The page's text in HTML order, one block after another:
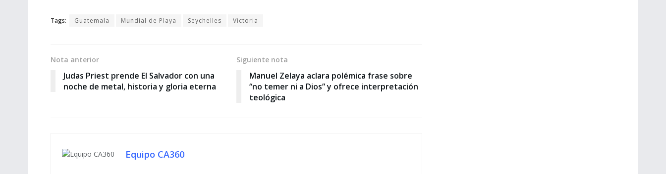
Tags: Guatemala Mundial de Playa Seychelles Victoria
Nota anterior
Judas Priest prende El Salvador con una
noche de metal, historia y gloria eterna
Siguiente nota
Manuel Zelaya aclara polémica frase sobre
“no temer ni a Dios” y ofrece interpretación
teológica
Equipo CA360